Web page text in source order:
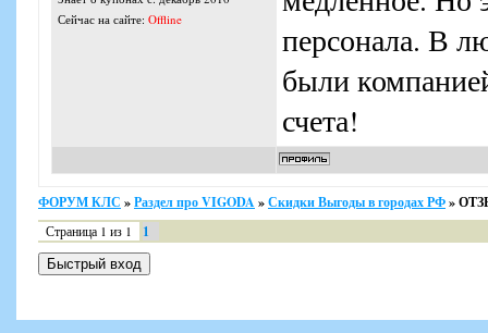
Сейчас на сайте: Offline
персонала. В
были
счета!
ФОРУМ КЛС »Раздел про VIGODA »Скидки Выгоды в городах РФ»
Страница 1 из 1 1